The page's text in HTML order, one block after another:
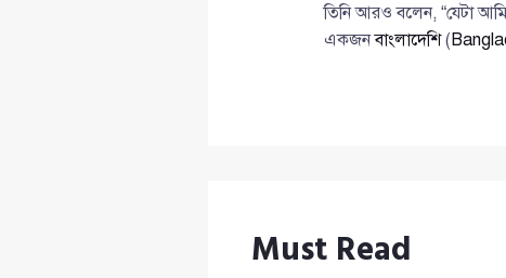
তিনি আরও বলেন, “যেটা
একজনবাংলাদেশি(
Must Read